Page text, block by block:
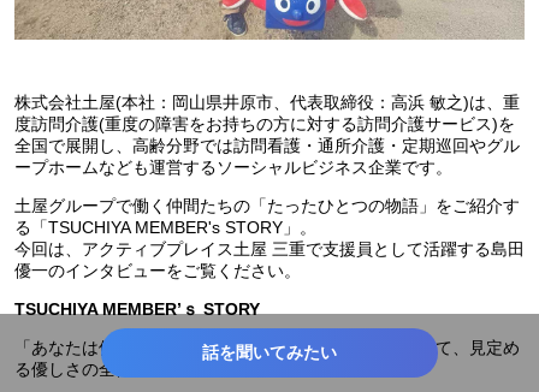
株式会社土屋(本社：岡山県井原市、代表取締役：高浜 敏之)は、重
度訪問介護(重度の障害をお持ちの方に対する訪問介護サービス)を
全国で展開し、高齢分野では訪問看護・通所介護・定期巡回やグル
ープホームなども運営するソーシャルビジネス企業です。
土屋グループで働く仲間たちの「たったひとつの物語」をご紹介す
る「TSUCHIYA MEMBER's STORY」。
今回は、アクティブプレイス土屋 三重で支援員として活躍する島田
優一のインタビューをご覧ください。
TSUCHIYA MEMBER’ｓ STORY
「あなたは優しすぎ」と言われるぐらい優しくなってみて、見定め
る優しさの全体像・地図
話を聞いてみたい